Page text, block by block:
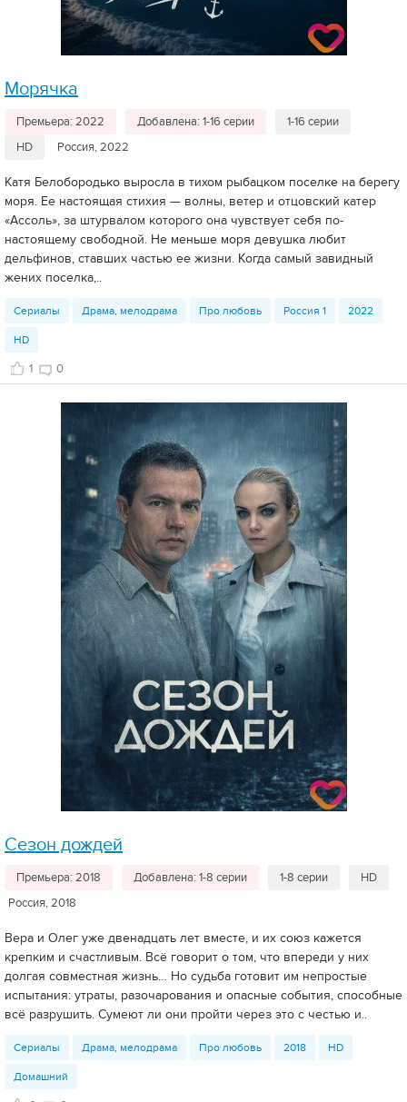
Морячка
Премьера: 2022 Добавлена: 1-16 серии
1-16 серии
HD
Россия, 2022
Катя Белобородько выросла в тихом рыбацком поселке на берегу
моря. Ее настоящая стихия — волны, ветер и отцовский катер
«Ассоль», за штурвалом которого она чувствует себя по-
настоящему свободной. Не меньше моря девушка любит
дельфинов, ставших частью ее жизни. Когда самый завидный
жених поселка,..
Сериалы Драма, мелодрама Про любовь Россия 1 2022
HD
1 0
Сезон дождей
Премьера: 2018 Добавлена: 1-8 серии 1-8 серии
HD
Россия, 2018
Вера и Олег уже двенадцать лет вместе, и их союз кажется
крепким и счастливым. Всё говорит о том, что впереди у них
долгая совместная жизнь… Но судьба готовит им непростые
испытания: утраты, разочарования и опасные события, способные
всё разрушить. Сумеют ли они пройти через это с честью и..
Сериалы Драма, мелодрама Про любовь 2018 HD
Домашний